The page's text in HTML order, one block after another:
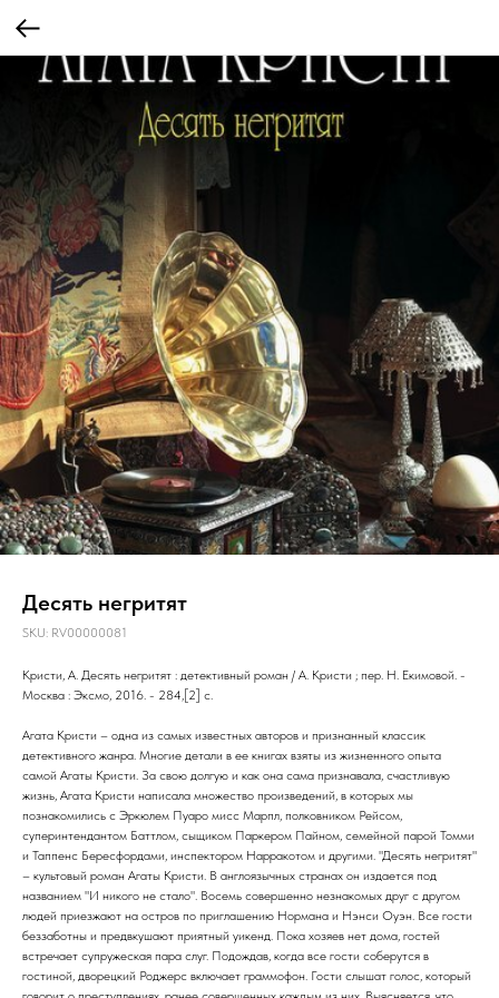
Десять негритят
SKU: RV00000081
Кристи, А. Десять негритят : детективный роман / А. Кристи ; пер. Н. Екимовой. -
Москва : Эксмо, 2016. - 284,[2] с.
Агата Кристи – одна из самых известных авторов и признанный классик
детективного жанра. Многие детали в ее книгах взяты из жизненного опыта
самой Агаты Кристи. За свою долгую и как она сама признавала, счастливую
жизнь, Агата Кристи написала множество произведений, в которых мы
познакомились с Эркюлем Пуаро мисс Марпл, полковником Рейсом,
суперинтендантом Баттлом, сыщиком Паркером Пайном, семейной парой Томми
и Таппенс Бересфордами, инспектором Нарракотом и другими. "Десять негритят"
– культовый роман Агаты Кристи. В англоязычных странах он издается под
названием "И никого не стало". Восемь совершенно незнакомых друг с другом
людей приезжают на остров по приглашению Нормана и Нэнси Оуэн. Все гости
беззаботны и предвкушают приятный уикенд. Пока хозяев нет дома, гостей
встречает супружеская пара слуг. Подождав, когда все гости соберутся в
гостиной, дворецкий Роджерс включает граммофон. Гости слышат голос, который